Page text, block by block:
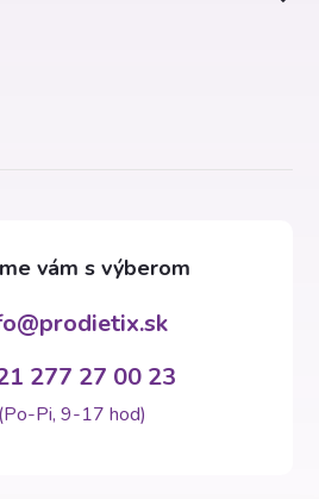
@prodietix.sk
277 27 00 23
(Po-Pi, 9-17 hod)